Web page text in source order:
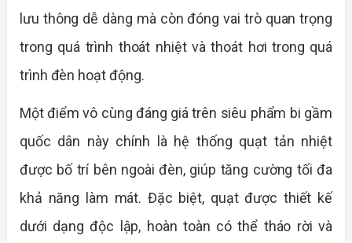
lưu thông dễ dàng mà còn đóng vai trò quan trọng
trong quá trình thoát nhiệt và thoát hơi trong quá
trình đèn hoạt động.
Một điểm vô cùng đáng giá trên siêu phẩm bi gầm
quốc dân này chính là hệ thống quạt tản nhiệt
được bố trí bên ngoài đèn, giúp tăng cường tối đa
khả năng làm mát. Đặc biệt, quạt được thiết kế
dưới dạng độc lập, hoàn toàn có thể tháo rời và